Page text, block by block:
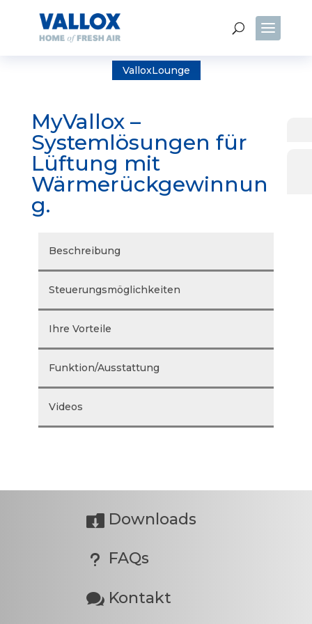
MyVallox –
Systemlösungen für
Lüftung mit
Wärmerückgewinnun
g.
Beschreibung
Steuerungsmöglichkeiten
Ihre Vorteile
Funktion/Ausstattung
Videos
 Downloads
u FAQs
Kontakt
ValloxLounge